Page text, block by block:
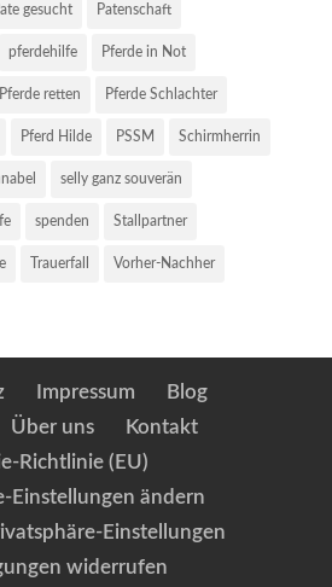
gesucht Patenschaft
pferdehilfe Pferde in Not
Pferde retten Pferde Schlachter
Pferd Hilde PSSM Schirmherrin
selly ganz souverän
spenden Stallpartner
Trauerfall Vorher-Nachher
Impressum
Blog
Über uns
Kontakt
Richtlinie (EU)
Einstellungen ändern
Einstellungen
widerrufen